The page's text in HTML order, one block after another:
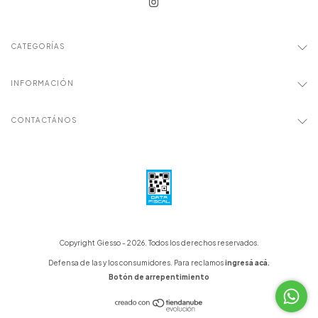
CATEGORÍAS
INFORMACIÓN
CONTACTÁNOS
Copyright Giesso - 2026. Todos los derechos reservados.
Defensa de las y los consumidores. Para reclamosingresá acá.
Botón de arrepentimiento